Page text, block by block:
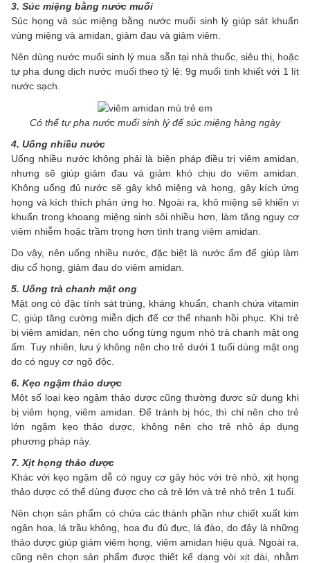
3. Súc miệng bằng nước muối
Súc họng và súc miệng bằng nước muối sinh lý giúp sát khuẩn
vùng miệng và amidan, giảm đau và giảm viêm.
Nên dùng nước muối sinh lý mua sẵn tại nhà thuốc, siêu thị, hoặc
tự pha dung dịch nước muối theo tỷ lệ: 9g muối tinh khiết với 1 lít
nước sạch.
Có thể tự pha nước muối sinh lý để súc miệng hàng ngày
4. Uống nhiều nước
Uống nhiều nước không phải là biện pháp điều trị viêm amidan,
nhưng sẽ giúp giảm đau và giảm khó chịu do viêm amidan.
Không uống đủ nước sẽ gây khô miệng và họng, gây kích ứng
họng và kích thích phản ứng ho. Ngoài ra, khô miệng sẽ khiến vi
khuẩn trong khoang miệng sinh sôi nhiều hơn, làm tăng nguy cơ
viêm nhiễm hoặc trầm trọng hơn tình trạng viêm amidan.
Do vậy, nên uống nhiều nước, đặc biệt là nước ấm để giúp làm
dịu cổ họng, giảm đau do viêm amidan.
5. Uống trà chanh mật ong
Mật ong có đặc tính sát trùng, kháng khuẩn, chanh chứa vitamin
C, giúp tăng cường miễn dịch để cơ thể nhanh hồi phục. Khi trẻ
bị viêm amidan, nên cho uống từng ngụm nhỏ trà chanh mật ong
ấm. Tuy nhiên, lưu ý không nên cho trẻ dưới 1 tuổi dùng mật ong
do có nguy cơ ngộ độc.
6. Kẹo ngậm thảo dược
Một số loại kẹo ngậm thảo dược cũng thường được sử dụng khi
bị viêm họng, viêm amidan. Để tránh bị hóc, thì chỉ nên cho trẻ
lớn ngậm kẹo thảo dược, không nên cho trẻ nhỏ áp dụng
phương pháp này.
7. Xịt họng thảo dược
Khác với kẹo ngậm dễ có nguy cơ gây hóc với trẻ nhỏ, xịt họng
thảo dược có thể dùng được cho cả trẻ lớn và trẻ nhỏ trên 1 tuổi.
Nên chọn sản phẩm có chứa các thành phần như chiết xuất kim
ngân hoa, lá trầu không, hoa đu đủ đực, lá đào, do đây là những
thảo dược giúp giảm viêm họng, viêm amidan hiệu quả. Ngoài ra,
cũng nên chọn sản phẩm được thiết kế dạng vòi xịt dài, nhằm